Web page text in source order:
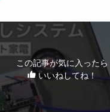
この記事が気に入ったら
いいねしてね！